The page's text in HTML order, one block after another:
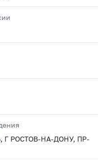
Г РОСТОВ-НА-ДОНУ, ПР-